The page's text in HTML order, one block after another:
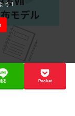
る Pocket